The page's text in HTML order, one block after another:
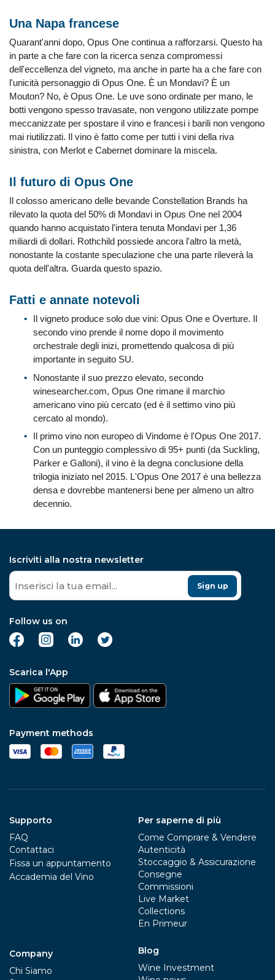
Una Napa francese
Quarant'anni dopo, Opus One continua a rafforzarsi. Questo ha
in parte a che fare con la ricerca senza compromessi
dell'eccellenza del vigneto, ma anche in parte ha a che fare con
l'unicità personaggio di Opus One. È un Mondavi? È un
Mouton? No, è Opus One. Le uve sono ordinate per mano, le
botti vengono spesso travasate, non vengono utilizzate pompe
meccanizzate per spostare il vino e francesi i barili non vengono
mai riutilizzati. Il vino è fatto come per tutti i vini della riva
sinistra, con Merlot e Cabernet dominare la miscela.
Il futuro di Opus One
Il colosso americano delle bevande Constellation Brands ha
rilevato la quota del 50% di Mondavi in Opus One nel 2004
quando hanno acquistato l'intera tenuta Mondavi per 1,36
miliardi di dollari. Rothchild possiede ancora l'altro la metà,
nonostante la costante speculazione che una parte rileverà la
quota dell'altra. Guarda questo spazio.
Fatti e annate notevoli
Il vigneto produce solo due vini: Opus One e Overture. Il
secondo vino prende il nome dopo il movimento
orchestrale degli inizi, promettendo qualcosa di più
importante in seguito SU.
Nonostante il suo prezzo elevato, secondo
winesearcher.com, Opus One rimane il marchio
americano vino più cercato (ed è il settimo vino più
cercato al mondo).
Il primo vino non europeo di Vindome è l'Opus One 2017.
Con un punteggio complessivo di 95+ punti (da Suckling,
Parker e Galloni), il vino è la degna conclusione della
trilogia iniziato nel 2015. L'Opus One 2017 è una bellezza
densa e dovrebbe mantenersi bene per almeno un altro
decennio.
Iscriviti alla nostra newsletter
Sign up
Follow us on
Scarica l'App
Payment methods
Supporto
FAQ
Contattaci
Fissa un appuntamento
Accademia del Vino
Company
Chi Siamo
Per saperne di più
Come Comprare & Vendere
Autenticità
Stoccaggio & Assicurazione
Consegne
Commissioni
Live Market
Collections
En Primeur
Blog
Wine Investment